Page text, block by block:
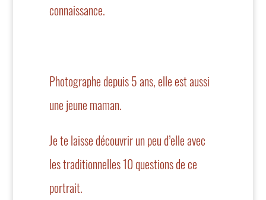
connaissance.
Photographe depuis 5 ans, elle est aussi
une jeune maman.
Je te laisse découvrir un peu d’elle avec
les traditionnelles 10 questions de ce
portrait.